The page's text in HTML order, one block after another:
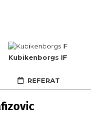
Kubikenborgs IF
REFERAT